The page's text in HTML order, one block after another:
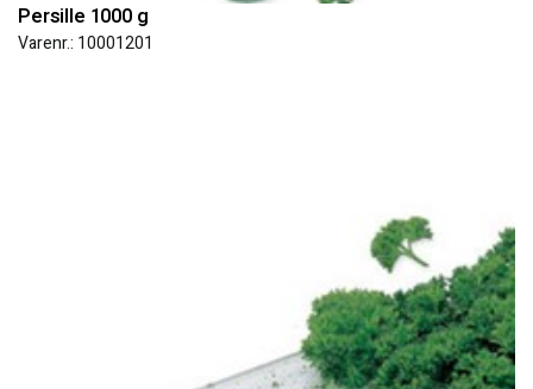
Persille 1000 g
Varenr.: 10001201